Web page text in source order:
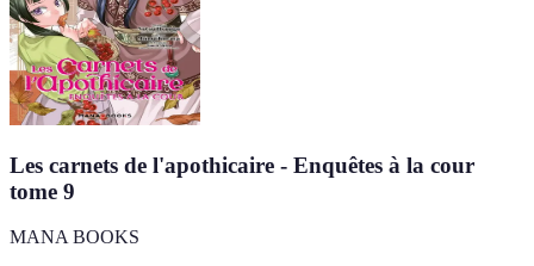
Les carnets de l'apothicaire - Enquêtes à la cour
tome 9
MANA BOOKS